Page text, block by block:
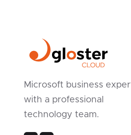
Microsoft business
with a professional
technology team.